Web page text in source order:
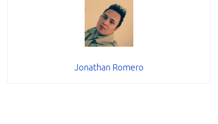
Jonathan Romero